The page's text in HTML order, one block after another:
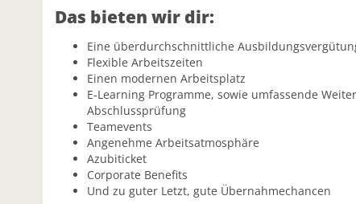
Das bieten wir dir:
Eine überdurchschnittliche
Flexible Arbeitszeiten
Einen modernen Arbeitsplatz
E-Learning Programme, sowie umfassende
Abschlussprüfung
Teamevents
Angenehme Arbeitsatmosphäre
Azubiticket
Corporate Benefits
Und zu guter Letzt, gute Übernahmechancen